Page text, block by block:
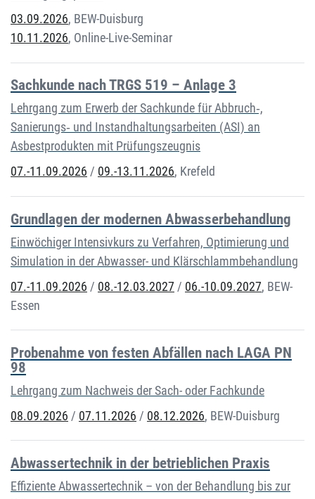
03.09.2026, BEW-Duisburg
10.11.2026, Online-Live-Seminar
Sachkunde nach TRGS 519 – Anlage 3
Lehrgang zum Erwerb der Sachkunde für Abbruch‐,
Sanierungs‐ und Instandhaltungsarbeiten (ASI) an
Asbestprodukten mit Prüfungszeugnis
07.-11.09.2026 / 09.-13.11.2026, Krefeld
Grundlagen der modernen Abwasserbehandlung
Einwöchiger Intensivkurs zu Verfahren, Optimierung und
Simulation in der Abwasser- und Klärschlammbehandlung
07.-11.09.2026 / 08.-12.03.2027 / 06.-10.09.2027, BEW-
Essen
Probenahme von festen Abfällen nach LAGA PN
98
Lehrgang zum Nachweis der Sach- oder Fachkunde
08.09.2026 / 07.11.2026 / 08.12.2026, BEW-Duisburg
Abwassertechnik in der betrieblichen Praxis
Effiziente Abwassertechnik – von der Behandlung bis zur